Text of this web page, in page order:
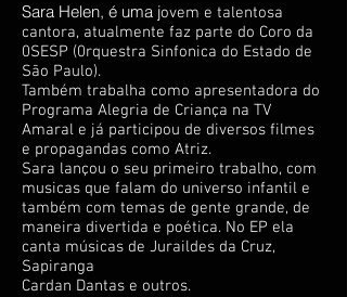
Sara Helen, é uma jovem e talentosa
cantora, atualmente faz parte do Coro da
0SESP (0rquestra Sinfonica do Estado de
São Paulo).
Também trabalha como apresentadora do
Programa Alegria de Criança na TV
Amaral e já participou de diversos filmes
e propagandas como Atriz.
Sara lançou o seu primeiro trabalho, com
musicas que falam do universo infantil e
também com temas de gente grande, de
maneira divertida e poética. No EP ela
canta músicas de Juraildes da Cruz,
Sapiranga
Cardan Dantas e outros.